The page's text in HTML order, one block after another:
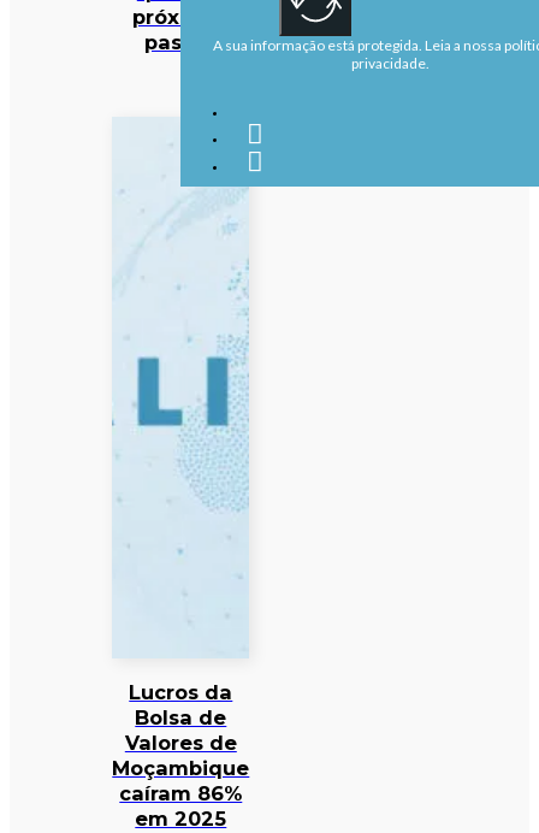
próximos
passos
Lucros da
Bolsa de
Valores de
Moçambique
caíram 86%
em 2025
A sua informação está protegida. Leia a nossa
privacidade.